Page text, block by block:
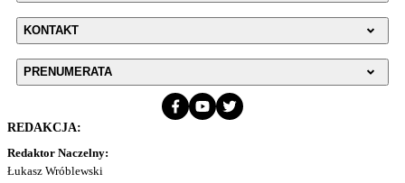
KONTAKT
PRENUMERATA
REDAKCJA:
Redaktor Naczelny:
Łukasz Wróblewski